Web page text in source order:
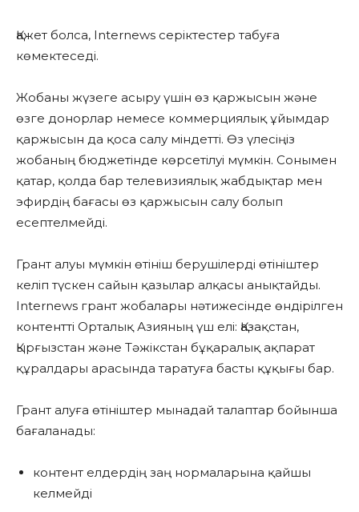
Қажет болса, Internews серіктестер табуға
көмектеседі.
Жобаны жүзеге асыру үшін өз қаржысын және
өзге донорлар немесе коммерциялық ұйымдар
қаржысын да қоса салу міндетті. Өз үлесіңіз
жобаның бюджетінде көрсетілуі мүмкін. Сонымен
қатар, қолда бар телевизиялық жабдықтар мен
эфирдің бағасы өз қаржысын салу болып
есептелмейді.
Грант алуы мүмкін өтініш берушілерді өтініштер
келіп түскен сайын қазылар алқасы анықтайды.
Internews грант жобалары нәтижесінде өндірілген
контентті Орталық Азияның үш елі: Қазақстан,
Қырғызстан және Тәжікстан бұқаралық ақпарат
құралдары арасында таратуға басты құқығы бар.
Грант алуға өтініштер мынадай талаптар бойынша
бағаланады:
контент елдердің заң нормаларына қайшы
келмейді